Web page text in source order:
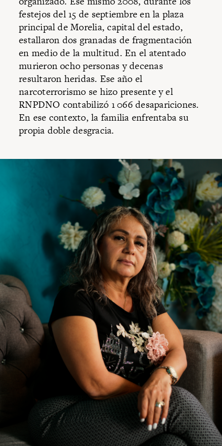
festejos del 15 de septiembre en la plaza
principal de Morelia, capital del estado,
estallaron dos granadas de fragmentación
en medio de la multitud. En el atentado
murieron ocho personas y decenas
resultaron heridas. Ese año el
narcoterrorismo se hizo presente y el
RNPDNO contabilizó 1 066 desapariciones.
En ese contexto, la familia enfrentaba su
propia doble desgracia.